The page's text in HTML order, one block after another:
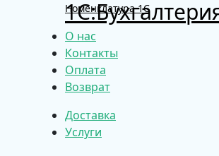
Номенклатура 1С
О нас
Контакты
Оплата
Возврат
Доставка
Услуги